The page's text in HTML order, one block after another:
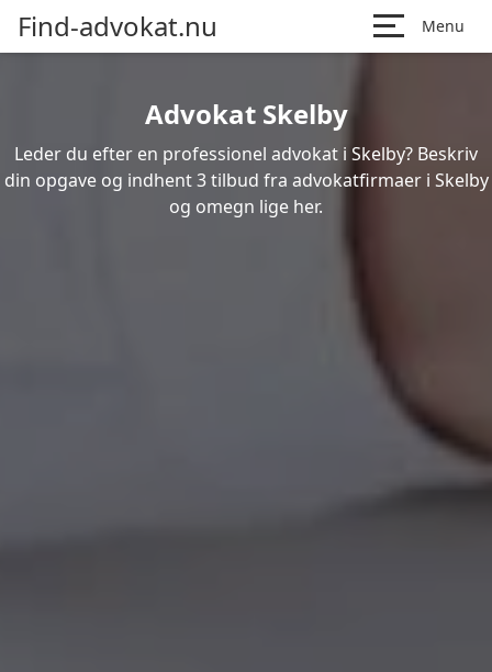
Find-advokat.nu Menu
Advokat Skelby
Leder du efter en professionel advokat i Skelby? Beskriv
din opgave og indhent 3 tilbud fra advokatfirmaer i Skelby
og omegn lige her.